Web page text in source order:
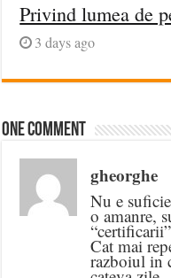
Privind lumea de
3 days ago
One comment
gheorghe
Nu e
o amanre,
Cat mai
razboiul in